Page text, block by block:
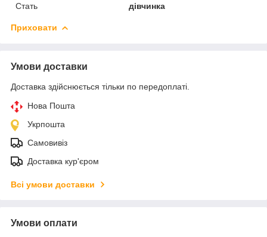
Стать
дівчинка
Приховати
Умови доставки
Доставка здійснюється тільки по передоплаті.
Нова Пошта
Укрпошта
Самовивіз
Доставка кур'єром
Всі умови доставки
Умови оплати